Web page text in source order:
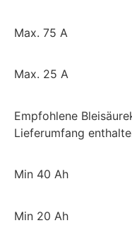
Max. 75 A
Max. 25 A
Empfohlene
Lieferumfang
Min 40 Ah
Min 20 Ah